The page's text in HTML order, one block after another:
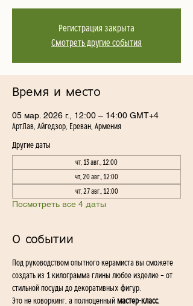
Регистрация закрыта
Смотреть другие события
Время и место
05 мар. 2026 г., 12:00 – 14:00 GMT+4
АртЛав, Айгедзор, Ереван, Армения
Другие даты
чт, 13 авг., 12:00
чт, 20 авг., 12:00
чт, 27 авг., 12:00
Посмотреть все 4 даты
О событии
Под руководством опытного керамиста вы сможете
создать из 1 килограмма глины любое изделие – от
стильной посуды до декоративных фигур.
Это не коворкинг, а полноценный мастер-класс,